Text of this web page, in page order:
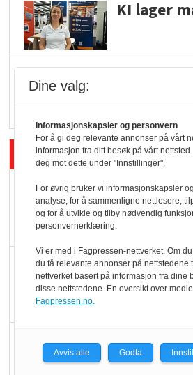
KI lager
Siste artikler - Økologisk
yoghurt:
Marit
Økologisk
Blir
økologisk
Dine valg:
Informasjonskapsler og personvern
For å gi deg relevante annonser på vårt
informasjon fra ditt besøk på vårt
deg mot dette under "Innstillinger".
For øvrig bruker vi informasjonskapsler
analyse, for å sammenligne nettlesere,
og for å utvikle og tilby nødvendig
personvernerklæring.
Vi er med i Fagpressen-nettverket. Om
du få relevante annonser på nettstedene
nettverket basert på informasjon fra dine
disse nettstedene. En oversikt over
Fagpressen.no.
Avvis alle Godta